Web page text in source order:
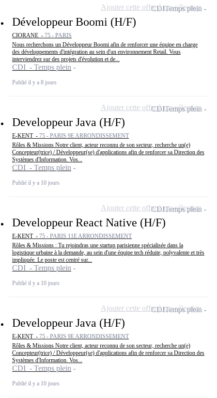
Développeur Boomi (H/F)
CIORANE - 75 - PARIS
Nous recherchons un Développeur Boomi afin de renforcer une équipe en charge
des développements d'intégration au sein d'un environnement Retail. Vous
interviendrez sur des projets d'évolution et de...
CDI - Temps plein
Publié il y a 8 jours
CDITemps plein
Ajouter cette offre à ma sélection
Developpeur Java (H/F)
E-KENT - 75 - PARIS 9E ARRONDISSEMENT
Rôles & Missions Notre client, acteur reconnu de son secteur, recherche un(e)
Concepteur(trice) / Développeur(se) d'applications afin de renforcer sa Direction des
Systèmes d'Information. Vos...
CDI - Temps plein
Publié il y a 10 jours
CDITemps plein
Ajouter cette offre à ma sélection
Developpeur React Native (H/F)
E-KENT - 75 - PARIS 11E ARRONDISSEMENT
Rôles & Missions : Tu rejoindras une startup parisienne spécialisée dans la
logistique urbaine à la demande, au sein d'une équipe tech réduite, polyvalente et très
impliquée. Le poste est centré sur...
CDI - Temps plein
Publié il y a 10 jours
CDITemps plein
Ajouter cette offre à ma sélection
Developpeur Java (H/F)
E-KENT - 75 - PARIS 9E ARRONDISSEMENT
Rôles & Missions Notre client, acteur reconnu de son secteur, recherche un(e)
Concepteur(trice) / Développeur(se) d'applications afin de renforcer sa Direction des
Systèmes d'Information. Vos...
CDI - Temps plein
Publié il y a 10 jours
CDITemps plein
Ajouter cette offre à ma sélection